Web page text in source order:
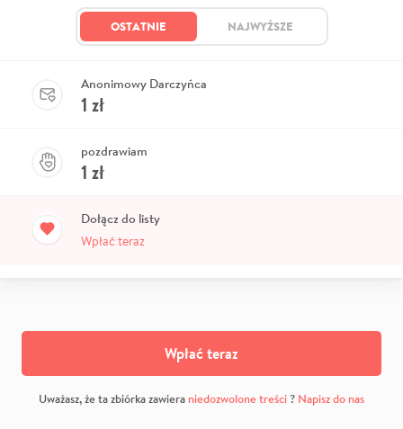
OSTATNIE NAJWYŻSZE
Anonimowy Darczyńca
1 zł
pozdrawiam
1 zł
Dołącz do listy
Wpłać teraz
Wpłać teraz
Uważasz, że ta zbiórka zawiera niedozwolone treści? Napisz do nas